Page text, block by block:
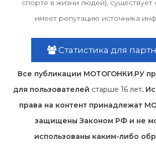
спорте в жизни людей), существует
имеет репутацию источника
Статистика для
Все публикации МОТОГОНКИ.РУ
для пользователей старше 16 лет.
права на контент принадлежат
защищены Законом РФ и не
использованы каким-либо